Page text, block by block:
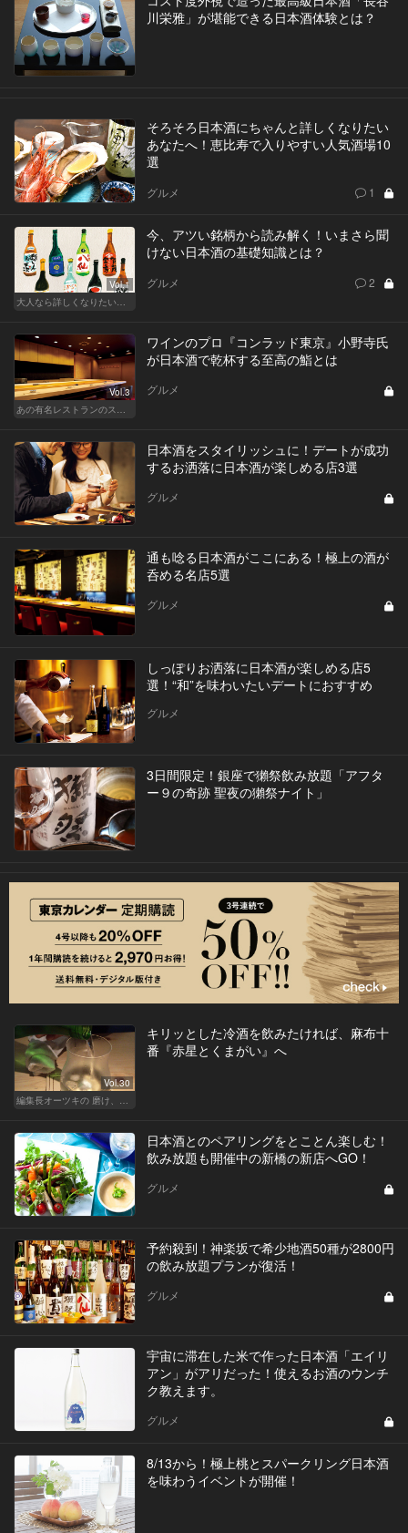
川栄雅」が堪能できる日本酒体験とは？
そろそろ日本酒にちゃんと詳しくなりたい
あなたへ！恵比寿で入りやすい人気酒場10
選
グルメ 1
Vol.1
大人なら詳しくなりたい、お酒の基礎知識
今、アツい銘柄から読み解く！いまさら聞
けない日本酒の基礎知識とは？
グルメ 2
Vol.3
あの有名レストランのスタッフが薦める名店 〜メートル・ド・テル 小野寺 透（コンラッド東京）〜
ワインのプロ『コンラッド東京』小野寺氏
が日本酒で乾杯する至高の鮨とは
グルメ
日本酒をスタイリッシュに！デートが成功
するお洒落に日本酒が楽しめる店3選
グルメ
通も唸る日本酒がここにある！極上の酒が
呑める名店5選
グルメ
しっぽりお洒落に日本酒が楽しめる店5
選！“和”を味わいたいデートにおすすめ
グルメ
3日間限定！銀座で獺祭飲み放題「アフタ
ー９の奇跡 聖夜の獺祭ナイト」
Vol.30
編集長オーツキの 磨け、バカ舌！ 学べ、オトナの遊び
キリッとした冷酒を飲みたければ、麻布十
番『赤星とくまがい』へ
日本酒とのペアリングをとことん楽しむ！
飲み放題も開催中の新橋の新店へGO！
グルメ
予約殺到！神楽坂で希少地酒50種が2800円
の飲み放題プランが復活！
グルメ
宇宙に滞在した米で作った日本酒「エイリ
アン」がアリだった！使えるお酒のウンチ
ク教えます。
グルメ
8/13から！極上桃とスパークリング日本酒
を味わうイベントが開催！